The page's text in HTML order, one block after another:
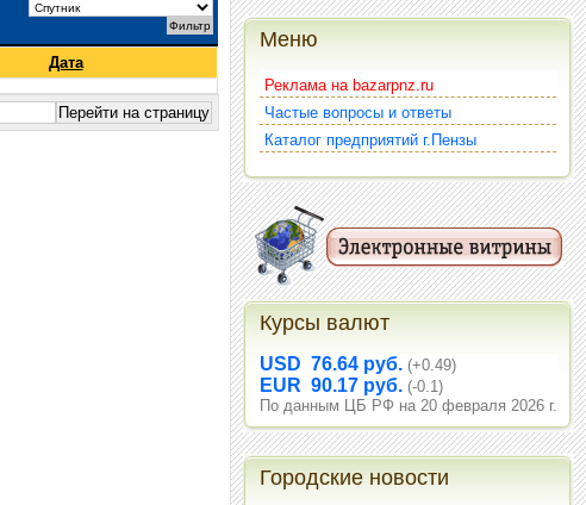
Дата
Меню
Реклама на bazarpnz.ru
Частые вопросы и ответы
Каталог предприятий г.Пензы
Курсы валют
USD 76.64 руб. (+0.49)
EUR 90.17 руб. (-0.1)
По данным ЦБ РФ на 20 февраля 2026 г.
Городские новости